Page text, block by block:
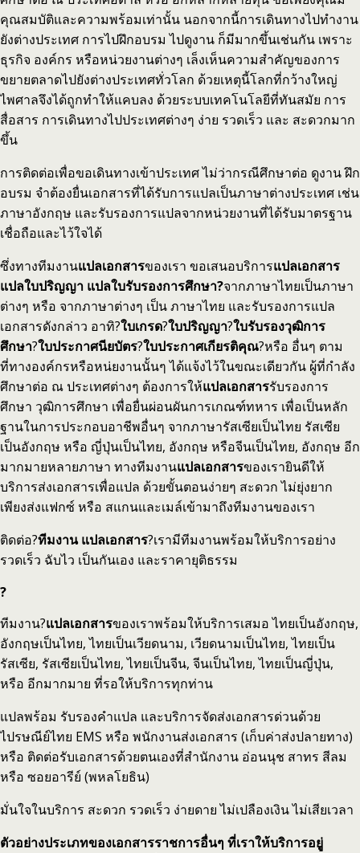
คุณสมบัติและความพร้อมเท่านั้น นอกจากนี้การเดินทางไปทำงาน
ยังต่างประเทศ การไปฝึกอบรม ไปดูงาน ก็มีมากขึ้นเช่นกัน เพราะ
ธุรกิจ องค์กร หรือหน่วยงานต่างๆ เล็งเห็นความสำคัญของการ
ขยายตลาดไปยังต่างประเทศทั่วโลก ด้วยเหตุนี้โลกที่กว้างใหญ่
ไพศาลจึงได้ถูกทำให้แคบลง ด้วยระบบเทคโนโลยีที่ทันสมัย การ
สื่อสาร การเดินทางไปประเทศต่างๆ ง่าย รวดเร็ว และ สะดวกมาก
ขึ้น
การติดต่อเพื่อขอเดินทางเข้าประเทศ ไม่ว่ากรณีศึกษาต่อ ดูงาน ฝึก
อบรม จำต้องยื่นเอกสารที่ได้รับการแปลเป็นภาษาต่างประเทศ เช่น
ภาษาอังกฤษ และรับรองการแปลจากหน่วยงานที่ได้รับมาตรฐาน
เชื่อถือและไว้ใจได้
ซึ่งทางทีมงานแปลเอกสารของเรา ขอเสนอบริการแปลเอกสาร
แปลใบปริญญา แปลใบรับรองการศึกษา?จากภาษาไทยเป็นภาษา
ต่างๆ หรือ จากภาษาต่างๆ เป็น ภาษาไทย และรับรองการแปล
เอกสารดังกล่าว อาทิ?ใบเกรด?ใบปริญญา?ใบรับรองวุฒิการ
ศึกษา?ใบประกาศนียบัตร?ใบประกาศเกียรติคุณ?หรือ อื่นๆ ตาม
ที่ทางองค์กรหรือหน่ยงานนั้นๆ ได้แจ้งไว้ในขณะเดียวกัน ผู้ที่กำลัง
ศึกษาต่อ ณ ประเทศต่างๆ ต้องการให้แปลเอกสารรับรองการ
ศึกษา วุฒิการศึกษา เพื่อยื่นผ่อนผันการเกณฑ์ทหาร เพื่อเป็นหลัก
ฐานในการประกอบอาชีพอื่นๆ จากภาษารัสเซียเป็นไทย รัสเซีย
เป็นอังกฤษ หรือ ญี่ปุ่นเป็นไทย, อังกฤษ หรือจีนเป็นไทย, อังกฤษ อีก
มากมายหลายภาษา ทางทีมงานแปลเอกสารของเรายินดีให้
บริการส่งเอกสารเพื่อแปล ด้วยขั้นตอนง่ายๆ สะดวก ไม่ยุ่งยาก
เพียงส่งแฟกซ์ หรือ สแกนและเมล์เข้ามาถึงทีมงานของเรา
ติดต่อ?ทีมงาน แปลเอกสาร?เรามีทีมงานพร้อมให้บริการอย่าง
รวดเร็ว ฉับไว เป็นกันเอง และราคายุติธรรม
?
ทีมงาน?แปลเอกสารของเราพร้อมให้บริการเสมอ ไทยเป็นอังกฤษ,
อังกฤษเป็นไทย, ไทยเป็นเวียดนาม, เวียดนามเป็นไทย, ไทยเป็น
รัสเซีย, รัสเซียเป็นไทย, ไทยเป็นจีน, จีนเป็นไทย, ไทยเป็นญี่ปุ่น,
หรือ อีกมากมาย ที่รอให้บริการทุกท่าน
แปลพร้อม รับรองคำแปล และบริการจัดส่งเอกสารด่วนด้วย
ไปรษณีย์ไทย EMS หรือ พนักงานส่งเอกสาร (เก็บค่าส่งปลายทาง)
หรือ ติดต่อรับเอกสารด้วยตนเองที่สำนักงาน อ่อนนุช สาทร สีลม
หรือ ซอยอารีย์ (พหลโยธิน)
มั่นใจในบริการ สะดวก รวดเร็ว ง่ายดาย ไม่เปลืองเงิน ไม่เสียเวลา
ตัวอย่างประเภทของเอกสารราชการอื่นๆ ที่เราให้บริการอยูู่